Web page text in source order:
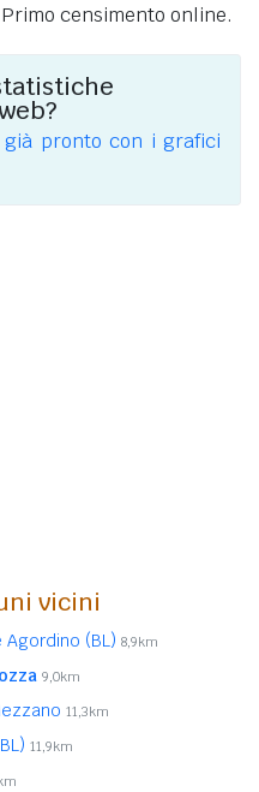
censimento online.
pronto con i grafici
vicini
Agordino (BL) 8,9km
9,0km
11,3km
11,9km